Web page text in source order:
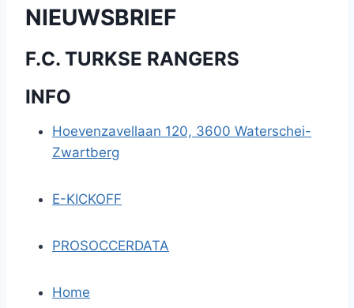
NIEUWSBRIEF
F.C. TURKSE RANGERS
INFO
Hoevenzavellaan 120, 3600 Waterschei-
Zwartberg
E-KICKOFF
PROSOCCERDATA
Home